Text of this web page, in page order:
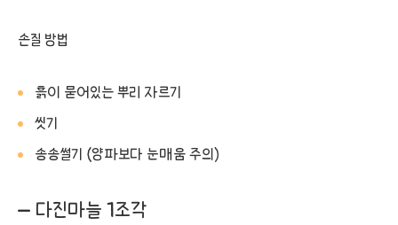
손질 방법
흙이 묻어있는 뿌리 자르기
씻기
송송썰기 (양파보다 눈매움 주의)
– 다진마늘 1조각